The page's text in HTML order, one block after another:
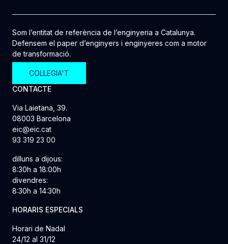
Som l’entitat de referència de l’enginyeria a Catalunya.
Defensem el paper d’enginyers i enginyeres com a motor
de transformació.
COL·LEGIA'T
CONTACTE
Via Laietana, 39.
08003 Barcelona
eic@eic.cat
93 319 23 00
dilluns a dijous:
8:30h a 18:00h
divendres:
8:30h a 14:30h
HORARIS ESPECIALS
Horari de Nadal
24/12 al 31/12